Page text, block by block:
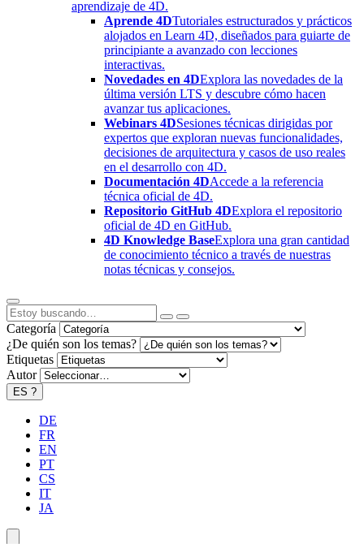
aprendizaje de 4D.
Aprende 4DTutoriales estructurados y prácticos
alojados en Learn 4D, diseñados para guiarte de
principiante a avanzado con lecciones
interactivas.
Novedades en 4DExplora las novedades de la
última versión LTS y descubre cómo hacen
avanzar tus aplicaciones.
Webinars 4DSesiones técnicas dirigidas por
expertos que exploran nuevas funcionalidades,
decisiones de arquitectura y casos de uso reales
en el desarrollo con 4D.
Documentación 4DAccede a la referencia
técnica oficial de 4D.
Repositorio GitHub 4DExplora el repositorio
oficial de 4D en GitHub.
4D Knowledge BaseExplora una gran cantidad
de conocimiento técnico a través de nuestras
notas técnicas y consejos.
Categoría
¿De quién son los temas?
Etiquetas
Autor
ES ?
DE
FR
EN
PT
CS
IT
JA